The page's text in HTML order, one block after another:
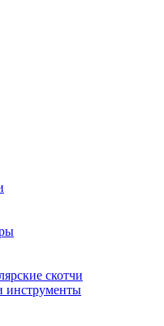
скотчи
инструменты